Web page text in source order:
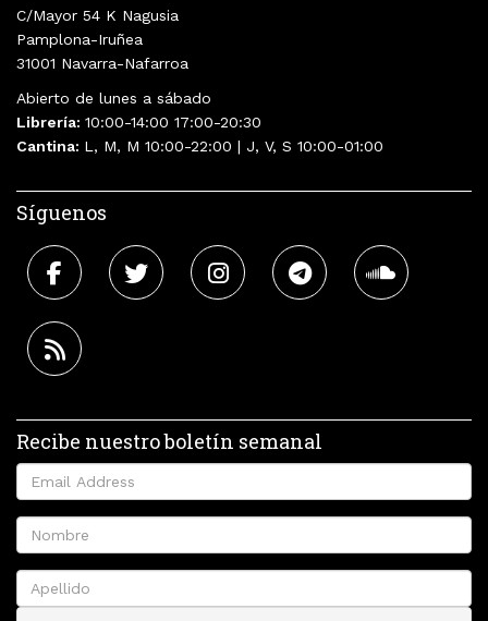
C/Mayor 54 K Nagusia
Pamplona-Iruñea
31001 Navarra-Nafarroa
Abierto de lunes a sábado
Librería: 10:00-14:00 17:00-20:30
Cantina: L, M, M 10:00-22:00 | J, V, S 10:00-01:00
Síguenos
Recibe nuestro boletín semanal